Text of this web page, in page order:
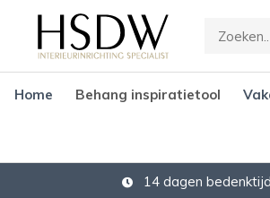
Home Behang inspiratietool
14 dagen bedenktijd